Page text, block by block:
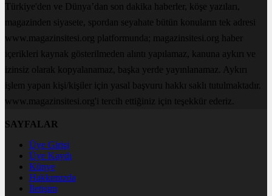
Türkiye'den ve Dünya’dan son dakika haberler, köşe yazıları,
magazinden siyasete, spordan seyahate bütün konuların tek adresi
www.magazinsitesi.org platformunda; magazinsitesi.org haber
içerikleri kaynak gösterilmeden alıntı yapılamaz, kanuna aykırı ve
izinsiz olarak kopyalanamaz, başka yerde yayınlanamaz. Aykırı
işlem yapan kişi/kişiler için yasal başvuru hakkı saklı tutulmaktadır.
www.magazinsitesi.org'i tercih ettiğiniz için teşekkür ederiz.
SAYFALAR
Üye Girişi
Üye Kaydı
Künye
Hakkımızda
İletişim